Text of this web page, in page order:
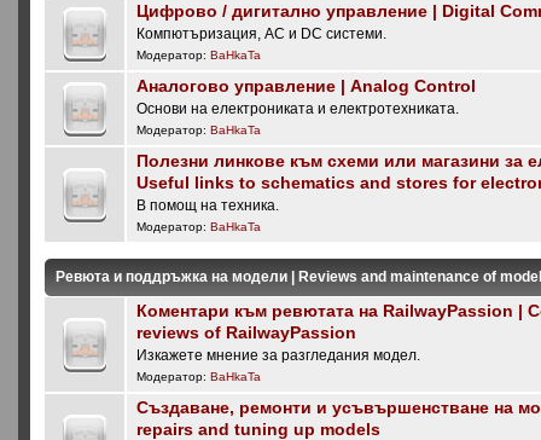
Цифрово / дигитално управление | Digital
Компютъризация, AC и DC системи.
Модератор:BaHkaTa
Аналогово управление | Analog Control
Основи на електрониката и електротехниката.
Модератор:BaHkaTa
Полезни линкове към схеми или магазини за
Useful links to schematics and stores for
В помощ на техника.
Модератор:BaHkaTa
Ревюта и поддръжка на модели | Reviews and maintenance of
Коментари към ревютата на RailwayPassion |
reviews of RailwayPassion
Изкажете мнение за разгледания модел.
Модератор:BaHkaTa
Създаване, ремонти и усъвършенстване на
repairs and tuning up models